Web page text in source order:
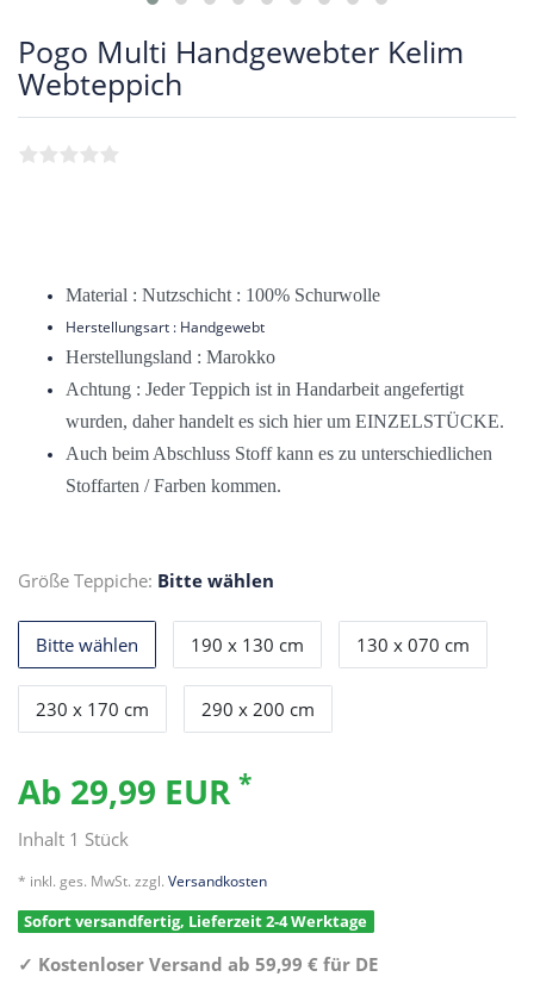
Pogo Multi Handgewebter Kelim
Webteppich
Material : Nutzschicht : 100% Schurwolle
Herstellungsart : Handgewebt
Herstellungsland : Marokko
Achtung : Jeder Teppich ist in Handarbeit angefertigt
wurden, daher handelt es sich hier um EINZELSTÜCKE.
Auch beim Abschluss Stoff kann es zu unterschiedlichen
Stoffarten / Farben kommen.
Größe Teppiche: Bitte wählen
Bitte wählen 190 x 130 cm 130 x 070 cm
230 x 170 cm 290 x 200 cm
Ab 29,99 EUR *
Inhalt 1 Stück
* inkl. ges. MwSt. zzgl. Versandkosten
Sofort versandfertig, Lieferzeit 2-4 Werktage
✓ Kostenloser Versand ab 59,99 € für DE